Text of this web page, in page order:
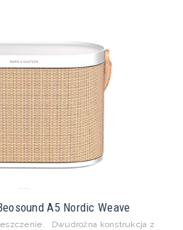
A5 Nordic Weave
Dwudrożna konstrukcja z